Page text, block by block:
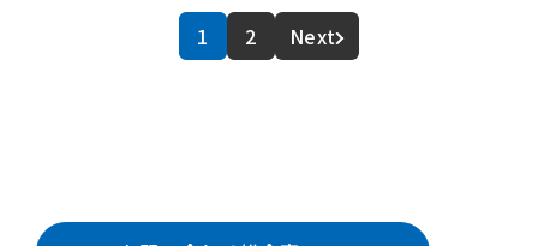
1 2 Next